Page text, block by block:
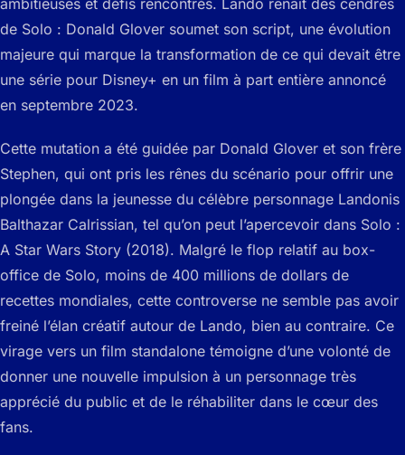
ambitieuses et défis rencontrés. Lando renaît des cendres
de Solo : Donald Glover soumet son script, une évolution
majeure qui marque la transformation de ce qui devait être
une série pour Disney+ en un film à part entière annoncé
en septembre 2023.
Cette mutation a été guidée par Donald Glover et son frère
Stephen, qui ont pris les rênes du scénario pour offrir une
plongée dans la jeunesse du célèbre personnage Landonis
Balthazar Calrissian, tel qu’on peut l’apercevoir dans Solo :
A Star Wars Story (2018). Malgré le flop relatif au box-
office de Solo, moins de 400 millions de dollars de
recettes mondiales, cette controverse ne semble pas avoir
freiné l’élan créatif autour de Lando, bien au contraire. Ce
virage vers un film standalone témoigne d’une volonté de
donner une nouvelle impulsion à un personnage très
apprécié du public et de le réhabiliter dans le cœur des
fans.